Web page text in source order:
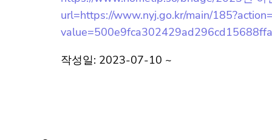
url=https://www.nyj.go.kr/main/
작성일: 2023-07-10 ~